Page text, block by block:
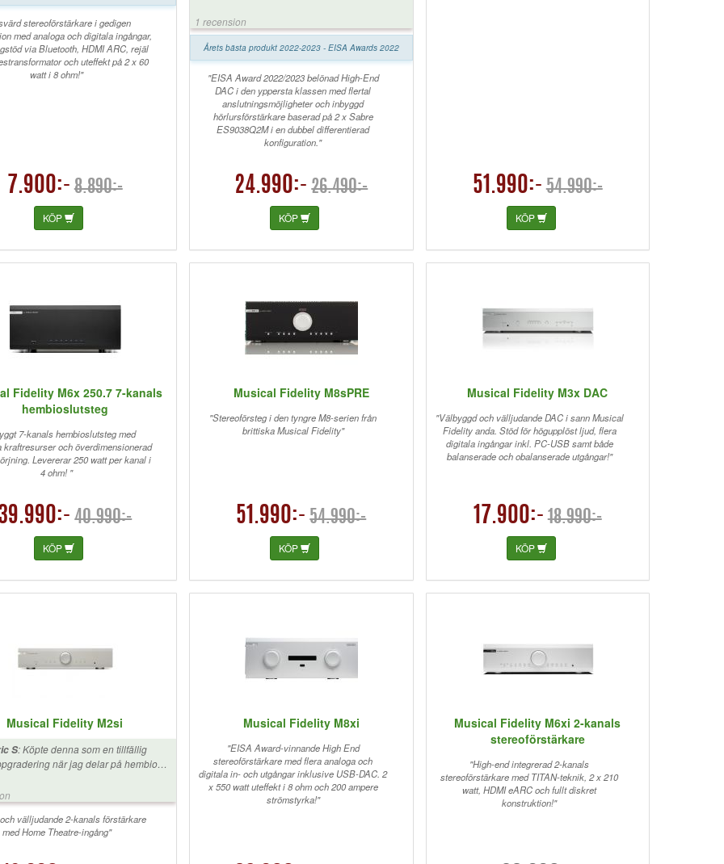
stereoförstärkare i gedigen
med analoga och digitala ingångar,
via Bluetooth, HDMI ARC, rejäl
och uteffekt på 2 x 60
watt i 8 ohm!"
7.900:- 8.890:-
KÖP
1 recension
Årets bästa produkt 2022-2023 - EISA Awards 2022
"EISA Award 2022/2023 belönad High-End
DAC i den yppersta klassen med flertal
anslutningsmöjligheter och inbyggd
hörlursförstärkare baserad på 2 x Sabre
ES9038Q2M i en dubbel differentierad
konfiguration."
24.990:- 26.490:-
KÖP
51.990:- 54.990:-
KÖP
Fidelity M6x 250.7 7-kanals
hembioslutsteg
7-kanals hembioslutsteg med
kraftresurser och överdimensionerad
Levererar 250 watt per kanal i
4 ohm! "
40.990:-
KÖP
Musical Fidelity M8sPRE
"Stereoförsteg i den tyngre M8-serien från
brittiska Musical Fidelity"
51.990:- 54.990:-
KÖP
Musical Fidelity M3x DAC
"Välbyggd och välljudande DAC i sann Musical
Fidelity anda. Stöd för högupplöst ljud, flera
digitala ingångar inkl. PC-USB samt både
balanserade och obalanserade utgångar!"
17.900:- 18.990:-
KÖP
Musical Fidelity M2si
S: Köpte denna som en tillfällig
när jag delar på hembio
och full kontroll i alla register och
även basen som med fel förstärkare
blommar ut på RX8 Tillräckligt med
och det blir mycket över. Ett bra val
välljudande 2-kanals förstärkare
med Home Theatre-ingång"
Musical Fidelity M8xi
"EISA Award-vinnande High End
stereoförstärkare med flera analoga och
digitala in- och utgångar inklusive USB-DAC. 2
x 550 watt uteffekt i 8 ohm och 200 ampere
strömstyrka!"
Musical Fidelity M6xi 2-kanals
stereoförstärkare
"High-end integrerad 2-kanals
stereoförstärkare med TITAN-teknik, 2 x 210
watt, HDMI eARC och fullt diskret
konstruktion!"